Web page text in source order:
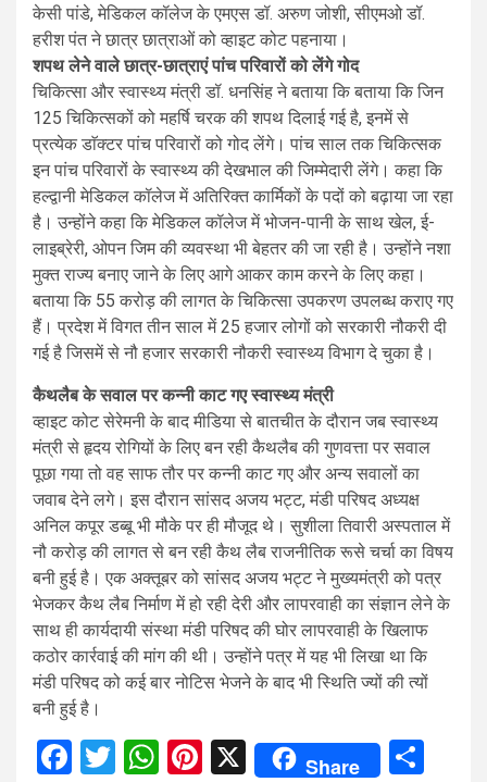
केसी पांडे, मेडिकल कॉलेज के एमएस डॉ. अरुण जोशी, सीएमओ डॉ.
हरीश पंत ने छात्र छात्राओं को व्हाइट कोट पहनाया।
शपथ लेने वाले छात्र-छात्राएं पांच परिवारों को लेंगे गोद
चिकित्सा और स्वास्थ्य मंत्री डॉ. धनसिंह ने बताया कि बताया कि जिन
125 चिकित्सकों को महर्षि चरक की शपथ दिलाई गई है, इनमें से
प्रत्येक डाॅक्टर पांच परिवारों को गोद लेंगे। पांच साल तक चिकित्सक
इन पांच परिवारों के स्वास्थ्य की देखभाल की जिम्मेदारी लेंगे। कहा कि
हल्द्वानी मेडिकल कॉलेज में अतिरिक्त कार्मिकों के पदों को बढ़ाया जा रहा
है। उन्होंने कहा कि मेडिकल कॉलेज में भोजन-पानी के साथ खेल, ई-
लाइब्रेरी, ओपन जिम की व्यवस्था भी बेहतर की जा रही है। उन्होंने नशा
मुक्त राज्य बनाए जाने के लिए आगे आकर काम करने के लिए कहा।
बताया कि 55 करोड़ की लागत के चिकित्सा उपकरण उपलब्ध कराए गए
हैं। प्रदेश में विगत तीन साल में 25 हजार लोगों को सरकारी नौकरी दी
गई है जिसमें से नौ हजार सरकारी नौकरी स्वास्थ्य विभाग दे चुका है।
कैथलैब के सवाल पर कन्नी काट गए स्वास्थ्य मंत्री
व्हाइट कोट सेरेमनी के बाद मीडिया से बातचीत के दौरान जब स्वास्थ्य
मंत्री से हृदय रोगियों के लिए बन रही कैथलैब की गुणवत्ता पर सवाल
पूछा गया तो वह साफ तौर पर कन्नी काट गए और अन्य सवालों का
जवाब देने लगे। इस दौरान सांसद अजय भट्ट, मंडी परिषद अध्यक्ष
अनिल कपूर डब्बू भी मौके पर ही मौजूद थे। सुशीला तिवारी अस्पताल में
नौ करोड़ की लागत से बन रही कैथ लैब राजनीतिक रूसे चर्चा का विषय
बनी हुई है। एक अक्तूबर को सांसद अजय भट्ट ने मुख्यमंत्री को पत्र
भेजकर कैथ लैब निर्माण में हो रही देरी और लापरवाही का संज्ञान लेने के
साथ ही कार्यदायी संस्था मंडी परिषद की घोर लापरवाही के खिलाफ
कठोर कार्रवाई की मांग की थी। उन्होंने पत्र में यह भी लिखा था कि
मंडी परिषद को कई बार नोटिस भेजने के बाद भी स्थिति ज्यों की त्यों
बनी हुई है।
Facebook
Twitter
WhatsApp
Pinterest
X Share